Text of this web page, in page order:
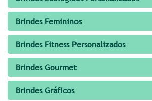
Brindes Femininos
Brindes Fitness Personalizados
Brindes Gourmet
Brindes Gráficos